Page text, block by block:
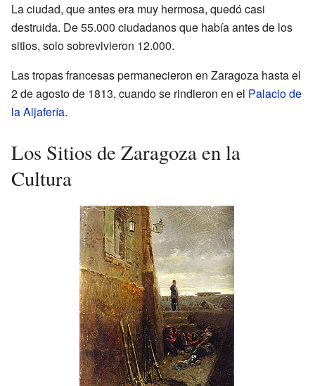
La ciudad, que antes era muy hermosa, quedó casi
destruida. De 55.000 ciudadanos que había antes de los
sitios, solo sobrevivieron 12.000.
Las tropas francesas permanecieron en Zaragoza hasta el
2 de agosto de 1813, cuando se rindieron en el Palacio de
la Aljafería.
Los Sitios de Zaragoza en la
Cultura